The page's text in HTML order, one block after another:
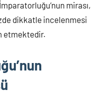
mirası,
dikkatle incelenmesi
etmektedir.